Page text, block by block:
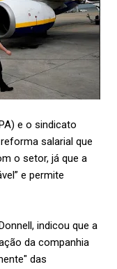
e o sindicato
salarial que
o setor, já que a
e permite
indicou que a
da companhia
das